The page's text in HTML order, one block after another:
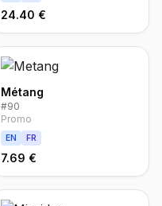
24.40 €
Métang
#90
Promo
EN FR
7.69 €